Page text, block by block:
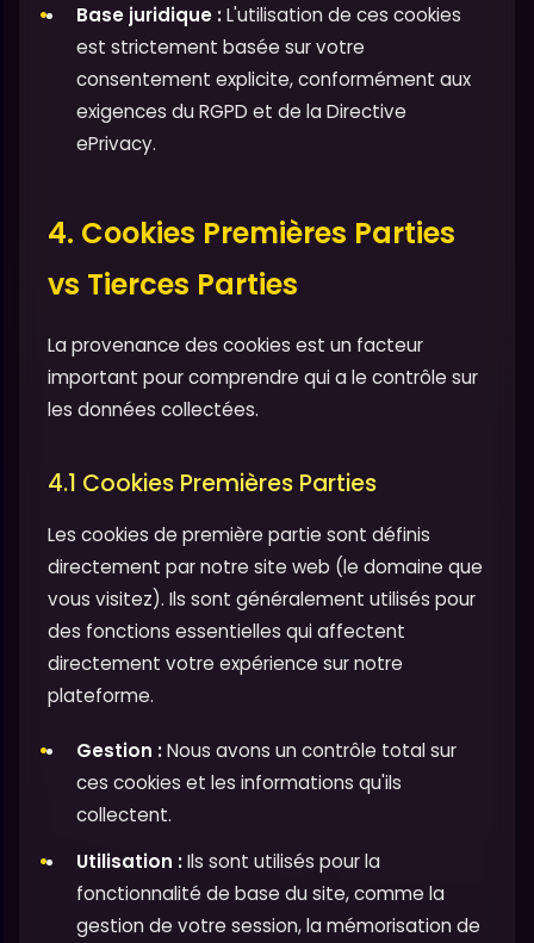
Base juridique :L'utilisation de ces cookies
est strictement basée sur votre
consentement explicite, conformément aux
exigences du RGPD et de la Directive
ePrivacy.
4. Cookies Premières Parties
vs Tierces Parties
La provenance des cookies est un facteur
important pour comprendre qui a le contrôle sur
les données collectées.
4.1 Cookies Premières Parties
Les cookies de première partie sont définis
directement par notre site web (le domaine que
vous visitez). Ils sont généralement utilisés pour
des fonctions essentielles qui affectent
directement votre expérience sur notre
plateforme.
Gestion :Nous avons un contrôle total sur
ces cookies et les informations qu'ils
collectent.
Utilisation :Ils sont utilisés pour la
fonctionnalité de base du site, comme la
gestion de votre session, la mémorisation de